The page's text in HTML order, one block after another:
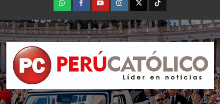
WhatsAppFacebookYoutubeInstagram
X TikTok